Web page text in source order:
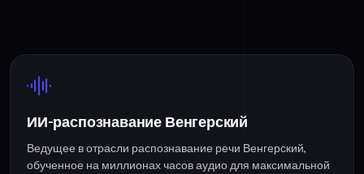
ИИ-распознавание Венгерский
Ведущее в отрасли распознавание речи Венгерский,
обученное на миллионах часов аудио для максимальной